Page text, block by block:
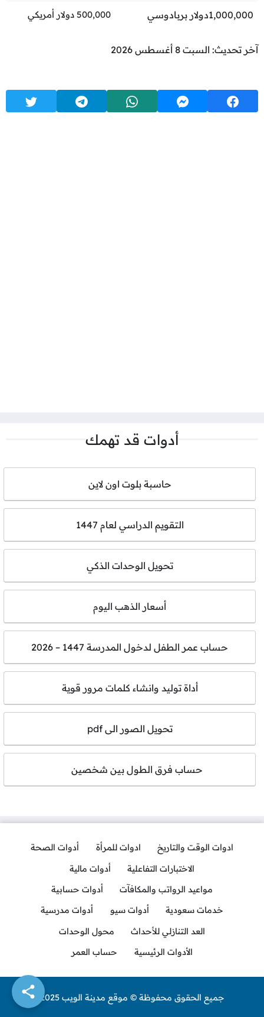
1,000,000دولار بربادوسي 500,000 دولار أمريكي
آخر تحديث: السبت 8 أغسطس 2026
أدوات قد تهمك
حاسبة بلوت اون لاين
التقويم الدراسي لعام 1447
تحويل الوحدات الذكي
أسعار الذهب اليوم
حساب عمر الطفل لدخول المدرسة 1447 – 2026
أداة توليد وانشاء كلمات مرور قوية
تحويل الصور الى pdf
حساب فرق الطول بين شخصين
ادوات الوقت والتاريخ ادوات للمرأة
أدوات الصحة
الاختبارات التفاعلية
أدوات مالية
مواعيد الرواتب والمكافآت
أدوات حسابية
خدمات سعودية
أدوات سيو
أدوات مدرسية
العد التنازلي للأحداث
محول الوحدات
الأدوات الرئيسية
حساب العمر
جميع الحقوق محفوظة © موقع مدينة الويب 2025